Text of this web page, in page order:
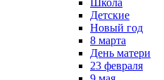
Детские
Новый год
8 марта
День матери
23 февраля